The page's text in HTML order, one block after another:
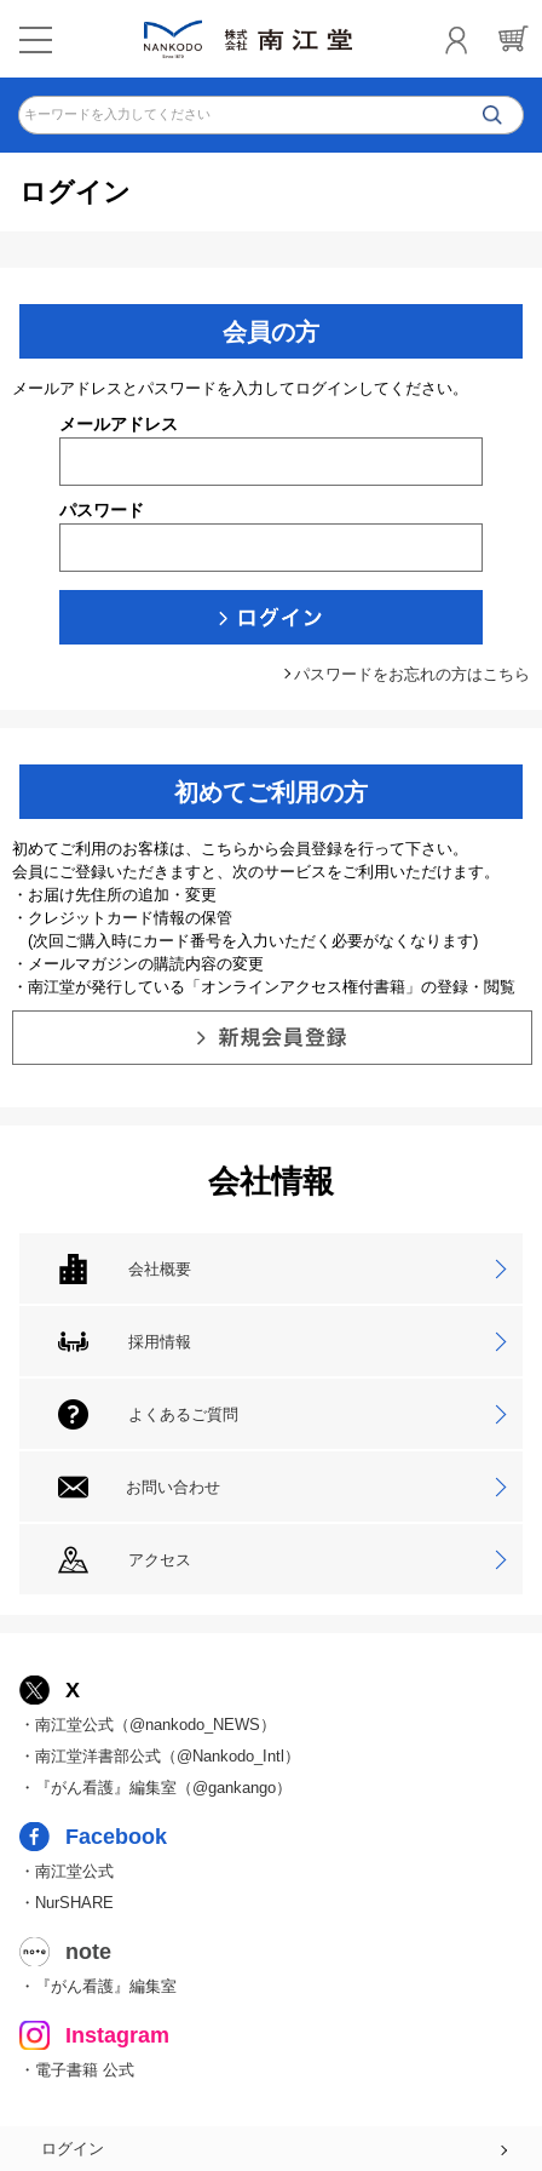
キーワードを入力してください
ログイン
会員の方
メールアドレスとパスワードを入力してログインしてください。
メールアドレス
パスワード
パスワードをお忘れの方はこちら
初めてご利用の方
初めてご利用のお客様は、こちらから会員登録を行って下さい。
会員にご登録いただきますと、次のサービスをご利用いただけます。
・お届け先住所の追加・変更
・クレジットカード情報の保管
(次回ご購入時にカード番号を入力いただく必要がなくなります)
・メールマガジンの購読内容の変更
・南江堂が発行している「オンラインアクセス権付書籍」の登録・閲覧
会社情報
会社概要
採用情報
よくあるご質問
お問い合わせ
アクセス
X
・南江堂公式（@nankodo_NEWS）
・南江堂洋書部公式（@Nankodo_Intl）
・『がん看護』編集室（@gankango）
Facebook
・南江堂公式
・NurSHARE
note
・『がん看護』編集室
Instagram
・電子書籍 公式
ログイン